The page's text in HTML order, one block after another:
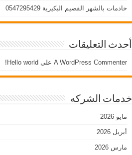
خادمات بالشهر القصيم البكيرية 0547295429
أحدث التعليقات
A WordPress Commenter على Hello world!
خدمات الشركه
مايو 2026
أبريل 2026
مارس 2026